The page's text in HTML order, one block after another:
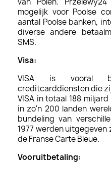
mogelijk voor Poolse
aantal Poolse banken,
diverse andere
SMS.
Visa:
VISA is vooral
creditcarddiensten die
VISA in totaal 188
in zo'n 200 landen
bundeling van
1977 werden uitgegeven
de Franse Carte Bleue.
Vooruitbetaling: